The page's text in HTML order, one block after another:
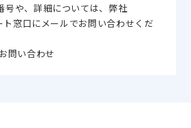
号や、詳細については、弊社
窓口にメールでお問い合わせくだ
問い合わせ